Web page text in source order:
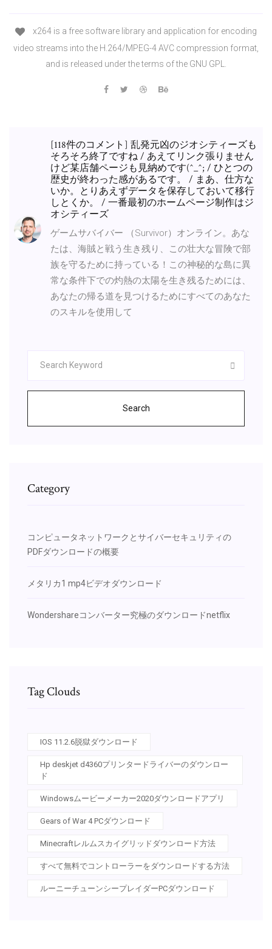
x264 is a free software library and application for encoding
video streams into the H.264/MPEG-4 AVC compression format,
and is released under the terms of the GNU GPL.
[118件のコメント] 乱発元凶のジオシティーズも
そろそろ終了ですね / あえてリンク張りません
けど某店舗ページも見納めです(^_^; / ひとつの
歴史が終わった感があるです。 / まあ、仕方な
いか。とりあえずデータを保存しておいて移行
しとくか。 / 一番最初のホームページ制作はジ
オシティーズ
ゲームサバイバー （Survivor）オンライン。あな
たは、海賊と戦う生き残り、この壮大な冒険で部
族を守るために持っている！この神秘的な島に異
常な条件下での灼熱の太陽を生き残るためには、
あなたの帰る道を見つけるためにすべてのあなた
のスキルを使用して
Search
Category
コンピュータネットワークとサイバーセキュリティの
PDFダウンロードの概要
メタリカ1 mp4ビデオダウンロード
Wondershareコンバーター究極のダウンロードnetflix
Tag Clouds
IOS 11.2.6脱獄ダウンロード
Hp deskjet d4360プリンタードライバーのダウンロー
ド
Windowsムービーメーカー2020ダウンロードアプリ
Gears of War 4 PCダウンロード
Minecraftレルムスカイグリッドダウンロード方法
すべて無料でコントローラーをダウンロードする方法
ルーニーチューンシープレイダーPCダウンロード